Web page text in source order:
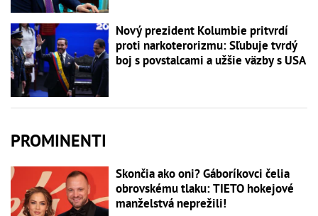
Nový prezident Kolumbie pritvrdí
proti narkoterorizmu: Sľubuje tvrdý
boj s povstalcami a užšie väzby s USA
PROMINENTI
Skončia ako oni? Gáboríkovci čelia
obrovskému tlaku: TIETO hokejové
manželstvá neprežili!